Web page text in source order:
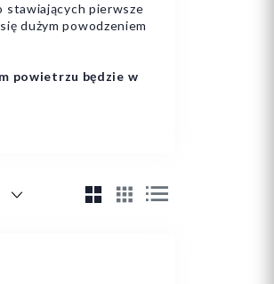
stawiających pierwsze
dużym powodzeniem
powietrzu będzie w